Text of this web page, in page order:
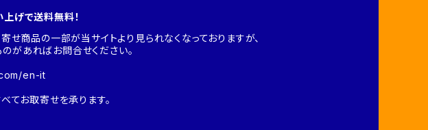
げで送料無料！
商品の一部が当サイトより見られなくなっておりますが、
があればお問合せください。
en-it
てお取寄せを承ります。